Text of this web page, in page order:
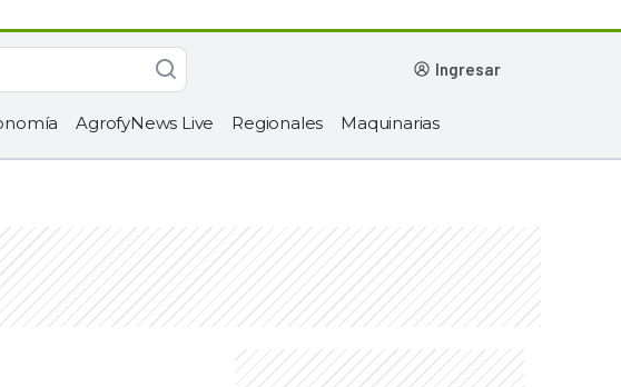
ingresar
AgrofyNews Live Regionales Maquinarias